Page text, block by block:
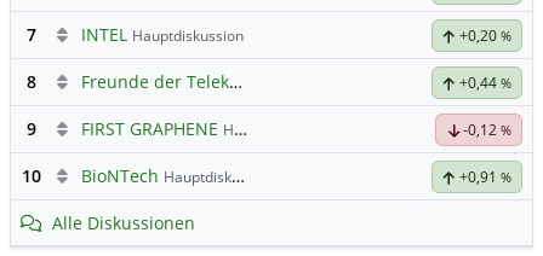
7 INTEL Hauptdiskussion +0,20 %
8 Freunde der Telekom +0,44 %
9 FIRST GRAPHENE Hauptdiskussion -0,12 %
10 BioNTech Hauptdiskussion +0,91 %
Alle Diskussionen